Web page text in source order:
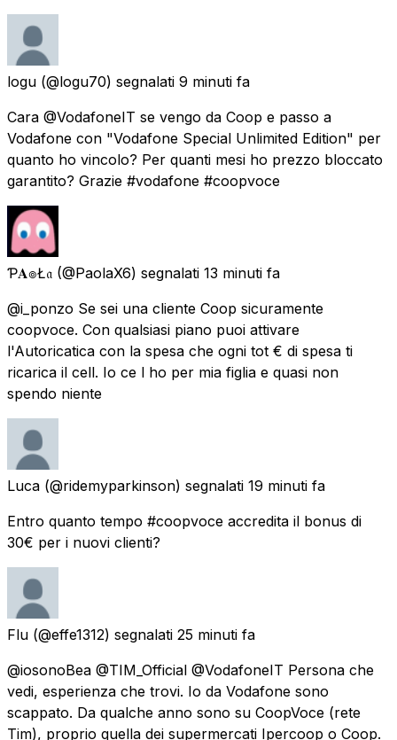
logu (@logu70) segnalati 9 minuti fa
Cara @VodafoneIT se vengo da Coop e passo a
Vodafone con "Vodafone Special Unlimited Edition" per
quanto ho vincolo? Per quanti mesi ho prezzo bloccato
garantito? Grazie #vodafone #coopvoce
Ƥ𝐀๏Ł𝔞 (@PaolaX6) segnalati 13 minuti fa
@i_ponzo Se sei una cliente Coop sicuramente
coopvoce. Con qualsiasi piano puoi attivare
l'Autoricatica con la spesa che ogni tot € di spesa ti
ricarica il cell. Io ce l ho per mia figlia e quasi non
spendo niente
Luca (@ridemyparkinson) segnalati 19 minuti fa
Entro quanto tempo #coopvoce accredita il bonus di
30€ per i nuovi clienti?
Flu (@effe1312) segnalati 25 minuti fa
@iosonoBea @TIM_Official @VodafoneIT Persona che
vedi, esperienza che trovi. Io da Vodafone sono
scappato. Da qualche anno sono su CoopVoce (rete
Tim), proprio quella dei supermercati Ipercoop o Coop.